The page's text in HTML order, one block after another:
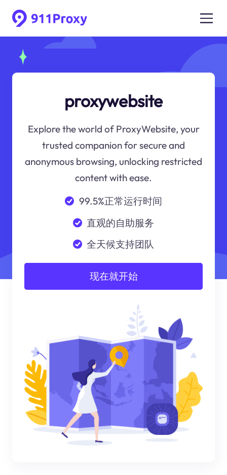
proxywebsite
Explore the world of ProxyWebsite, your
trusted companion for secure and
anonymous browsing, unlocking restricted
content with ease.
99.5%正常运行时间
直观的自助服务
全天候支持团队
现在就开始